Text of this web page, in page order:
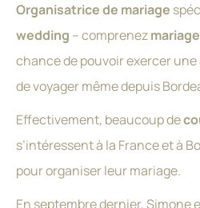
Organisatrice de mariage
wedding – comprenez
chance de pouvoir exercer
de voyager même depuis
Effectivement, beaucoup de
s’intéressent à la France et à
pour organiser leur mariage.
En septembre dernier, Simone